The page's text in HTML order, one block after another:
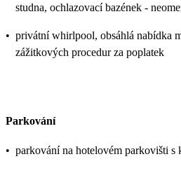
studna, ochlazovací bazének -
• privátní whirlpool, obsáhlá nabídka
zážitkových procedur za poplatek
Parkování
• parkování na hotelovém parkovišti s